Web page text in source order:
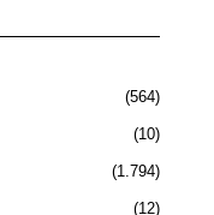
564
10
1.794
12